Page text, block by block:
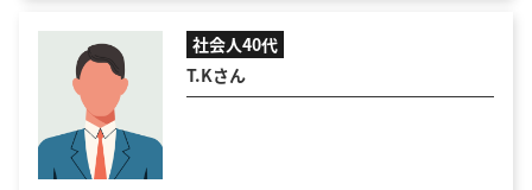
社会人40代
T.Kさん